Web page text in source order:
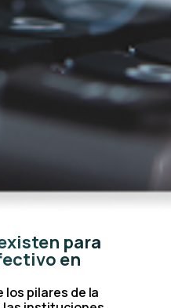
para
en
los pilares de la